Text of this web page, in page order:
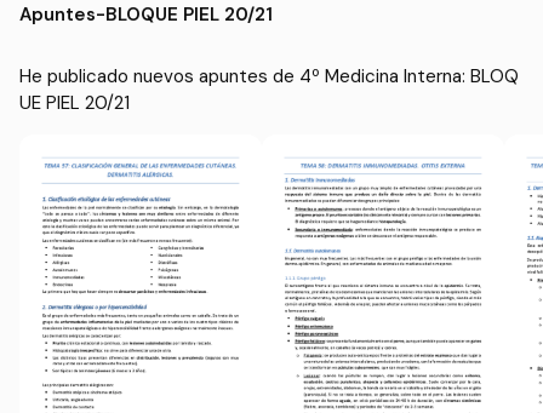
Apuntes-BLOQUE PIEL 20/21
He publicado nuevos apuntes de 4º Medicina Interna: BLOQ
UE PIEL 20/21